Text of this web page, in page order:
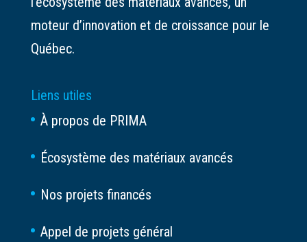
moteur d’innovation et de croissance pour le
Québec.
Liens utiles
À propos de PRIMA
Écosystème des matériaux avancés
Nos projets financés
Appel de projets général